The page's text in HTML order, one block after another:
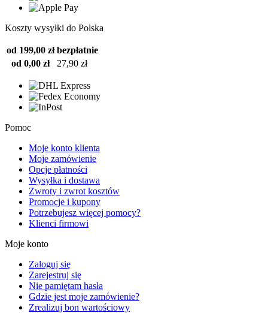
Koszty wysyłki do Polska
od 199,00 zł bezpłatnie
od 0,00 zł
27,90 zł
Pomoc
Moje konto klienta
Moje zamówienie
Opcje płatności
Wysyłka i dostawa
Zwroty i zwrot kosztów
Promocje i kupony
Potrzebujesz więcej pomocy?
Klienci firmowi
Moje konto
Zaloguj się
Zarejestruj się
Nie pamiętam hasła
Gdzie jest moje zamówienie?
Zrealizuj bon wartościowy